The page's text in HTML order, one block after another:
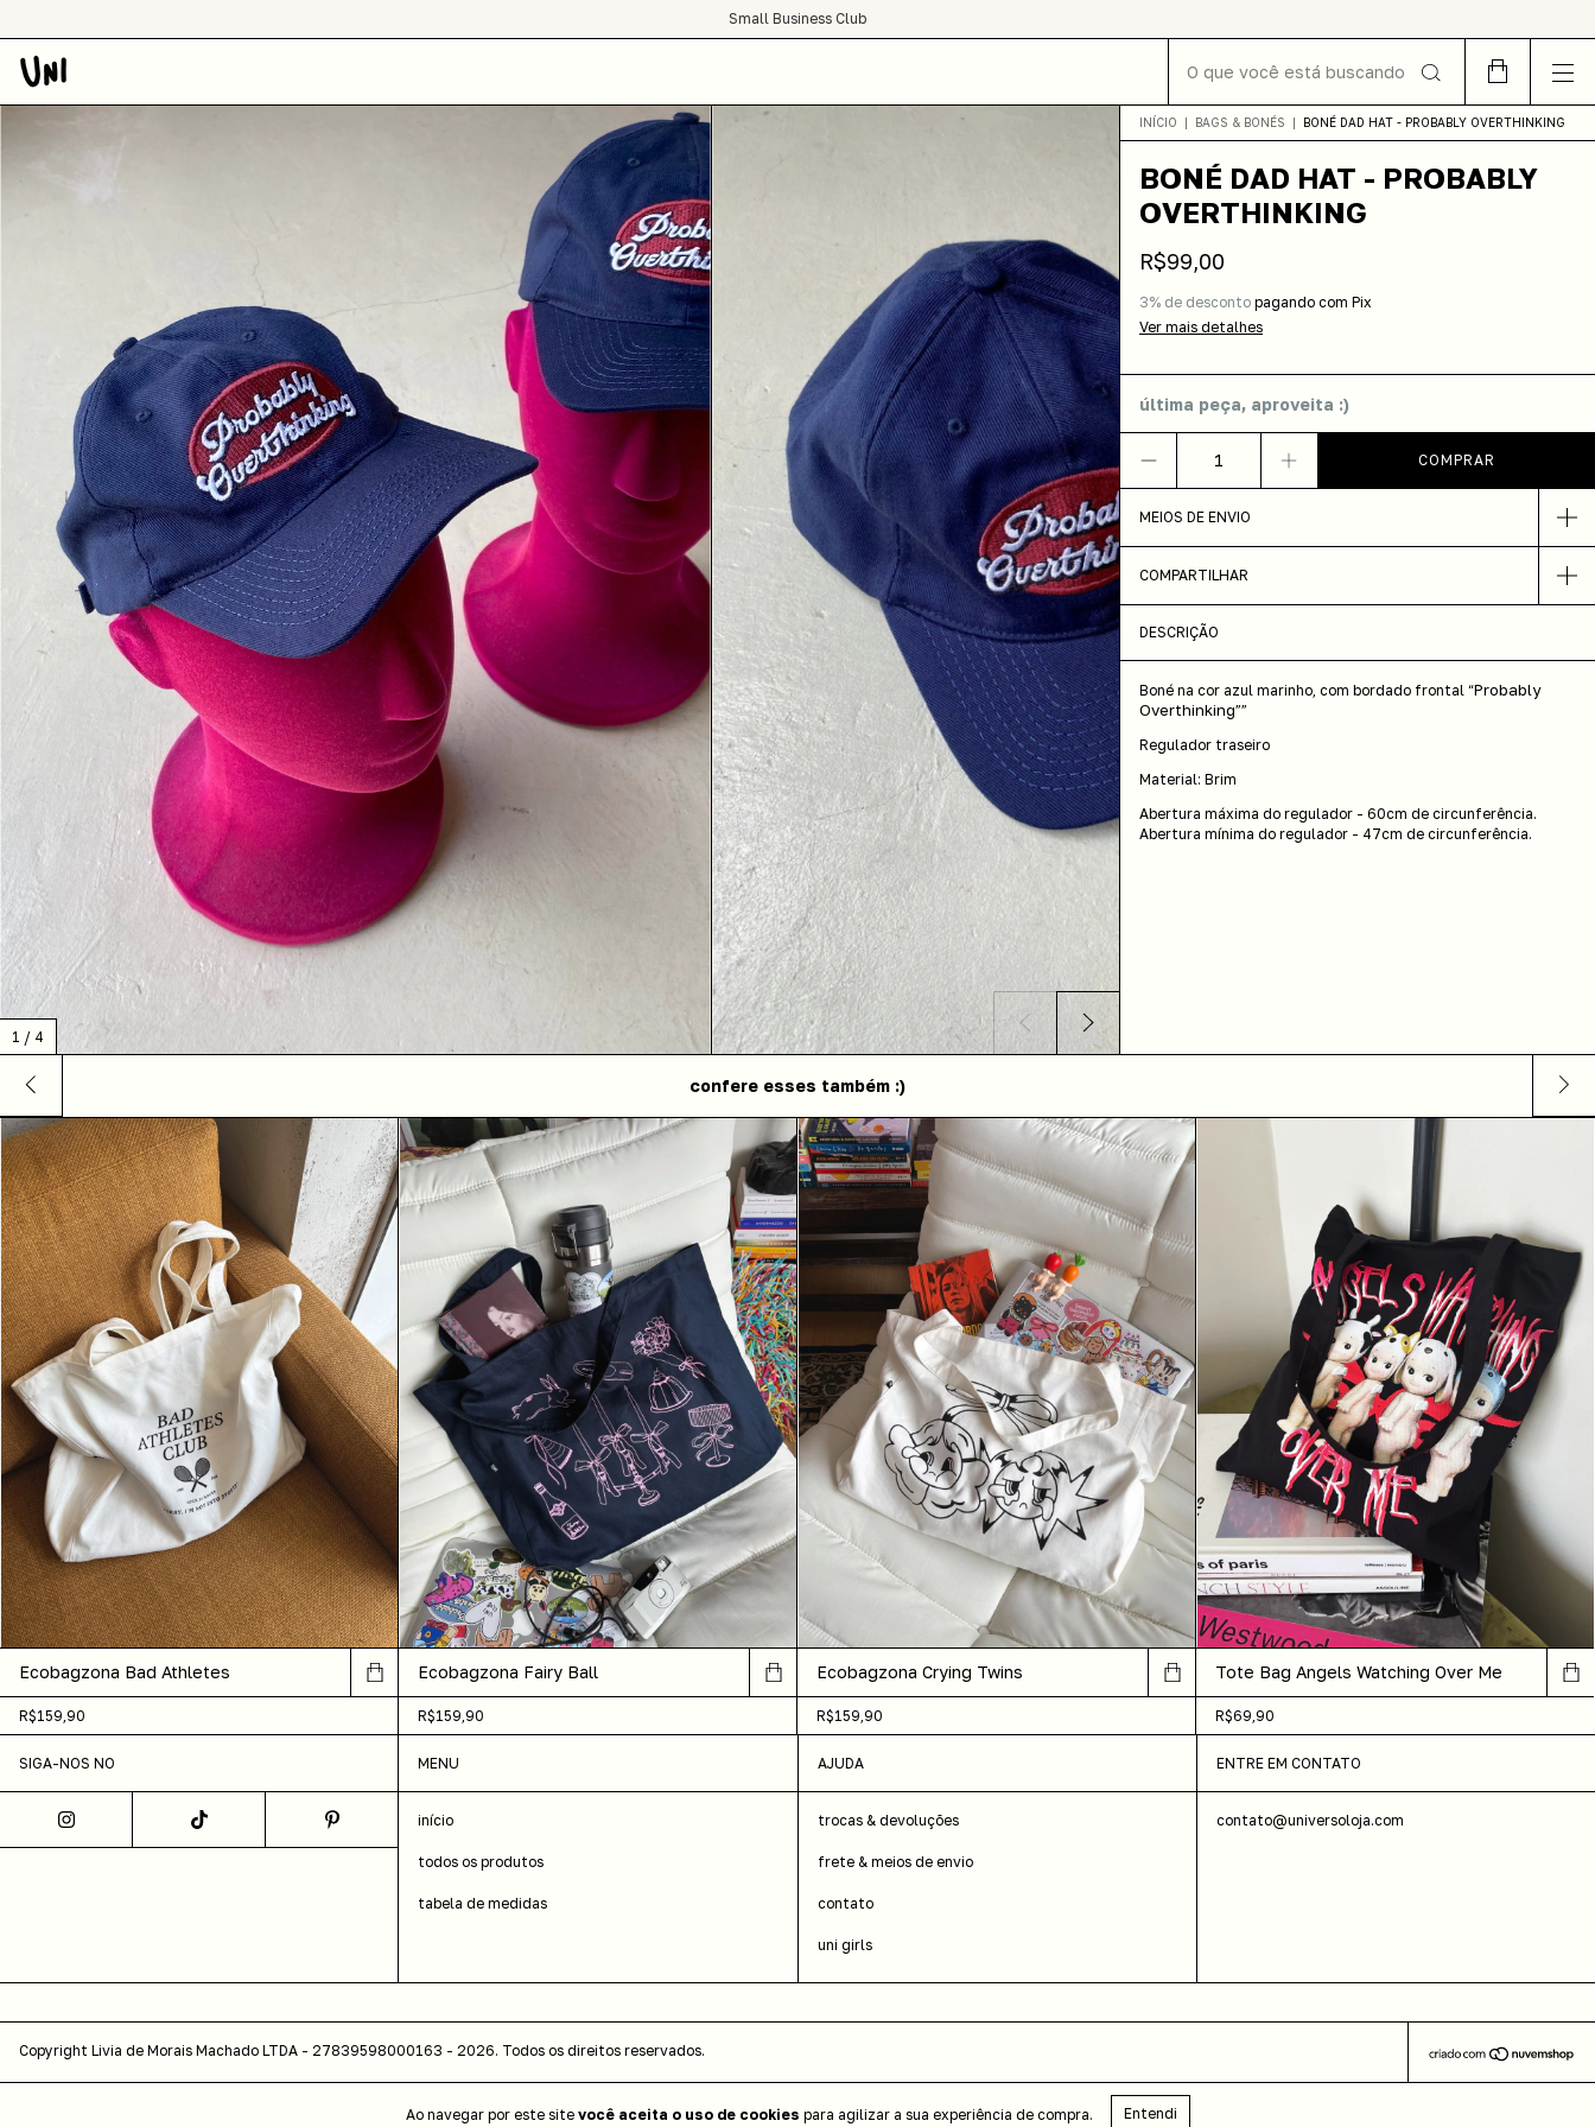
condições de frete grátis para todo Brasil :)
Ao navegar por este site você aceita o uso de cookies para agilizar a sua experiência de compra. Entendi
1 / 4
INÍCIO | BAGS & BONÉS | BONÉ DAD HAT - PROBABLY OVERTHINKING
BONÉ DAD HAT - PROBABLY
OVERTHINKING
R$99,00
3% de desconto pagando com Pix
Ver mais detalhes
última peça, aproveita :)
MEIOS DE ENVIO
COMPARTILHAR
DESCRIÇÃO
Boné na cor azul marinho, com bordado frontal “Probably
Overthinking””
Regulador traseiro
Material: Brim
Abertura máxima do regulador - 60cm de circunferência.
Abertura mínima do regulador - 47cm de circunferência.
confere esses também :)
Ecobagzona Bad Athletes
R$159,90
Ecobagzona Fairy Ball
R$159,90
Ecobagzona Crying Twins
R$159,90
Tote Bag Angels Watching Over Me
R$69,90
SIGA-NOS NO MENU
início
todos os produtos
tabela de medidas
AJUDA
trocas & devoluções
frete & meios de envio
contato
uni girls
ENTRE EM CONTATO
contato@universoloja.com
Copyright Livia de Morais Machado LTDA - 27839598000163 - 2026. Todos os direitos reservados.